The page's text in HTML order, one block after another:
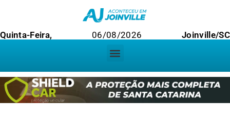
Quinta-Feira, 06/08/2026 Joinville/SC